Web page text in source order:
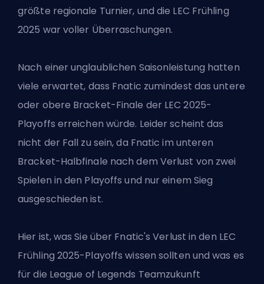
größte regionale Turnier, und die LEC Frühling
2025 war voller Überraschungen.
Nach einer unglaublichen Saisonleistung hatten
viele erwartet, dass Fnatic zumindest das untere
oder obere Bracket-Finale der LEC 2025-
Playoffs erreichen würde. Leider scheint das
nicht der Fall zu sein, da Fnatic im unteren
Bracket-Halbfinale nach dem Verlust von zwei
Spielen in den Playoffs und nur einem Sieg
ausgeschieden ist.
Hier ist, was Sie über Fnatic's Verlust in den LEC
Frühling 2025-Playoffs wissen sollten und was es
für die League of Legends Teamzukunft